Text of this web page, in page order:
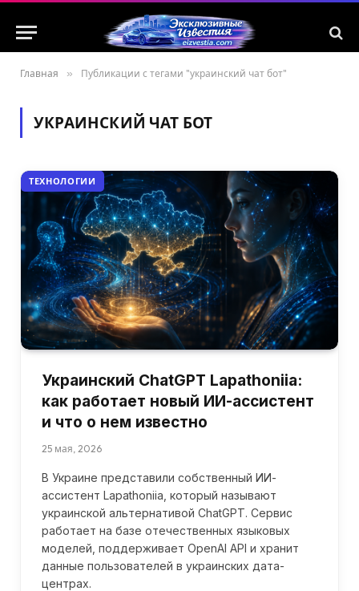
Главная » Публикации с тегами "украинский чат бот"
УКРАИНСКИЙ ЧАТ БОТ
ТЕХНОЛОГИИ
Украинский ChatGPT Lapathoniia:
как работает новый ИИ-ассистент
и что о нем известно
25 мая, 2026
В Украине представили собственный ИИ-
ассистент Lapathoniia, который называют
украинской альтернативой ChatGPT. Сервис
работает на базе отечественных языковых
моделей, поддерживает OpenAI API и хранит
данные пользователей в украинских дата-
центрах.